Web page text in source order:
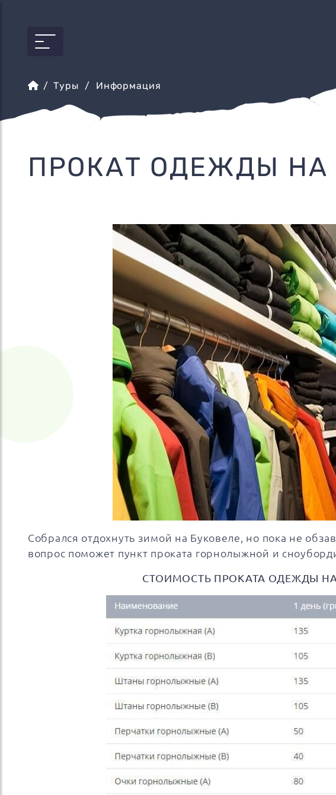
Туры / Информация
ПРОКАТ ОДЕЖДЫ НА
Собрался отдохнуть зимой на Буковеле, но пока не
вопрос поможет пункт проката горнолыжной и
СТОИМОСТЬ ПРОКАТА ОДЕЖДЫ